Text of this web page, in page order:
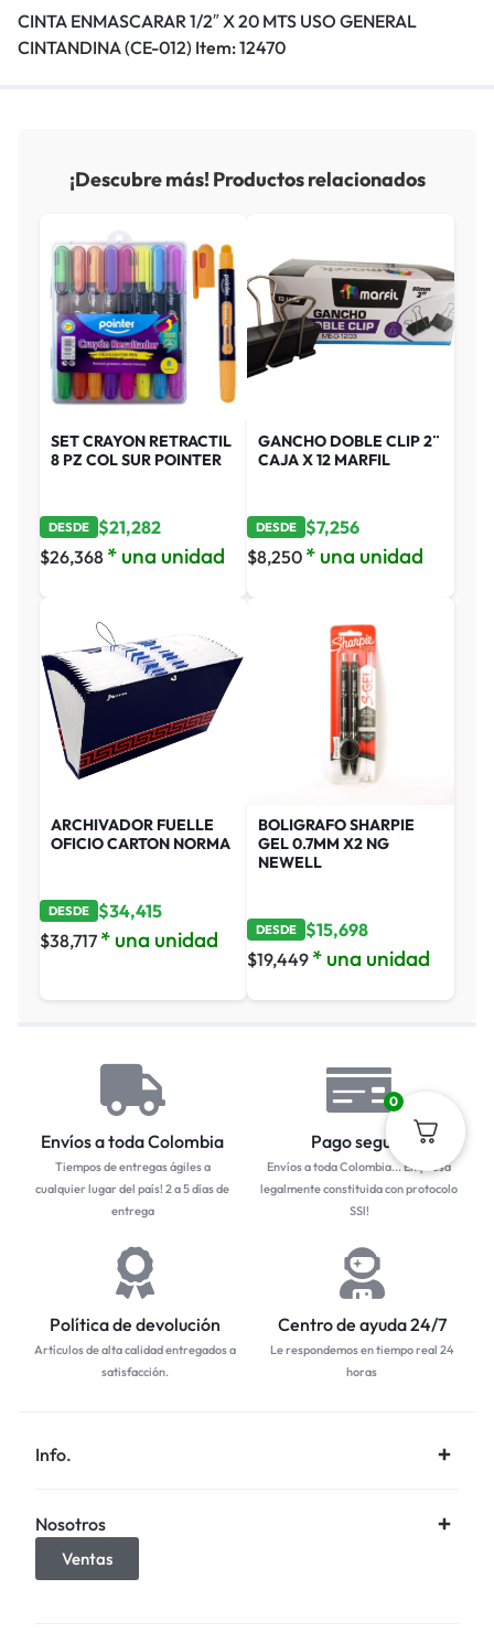
CINTA ENMASCARAR 1/2″ X 20 MTS USO GENERAL
CINTANDINA (CE-012) Item: 12470
¡Descubre más! Productos relacionados
SET CRAYON RETRACTIL
8 PZ COL SUR POINTER
DESDE $21,282
$26,368 * una unidad
GANCHO DOBLE CLIP 2¨
CAJA X 12 MARFIL
DESDE $7,256
$8,250 * una unidad
ARCHIVADOR FUELLE
OFICIO CARTON NORMA
DESDE $34,415
$38,717 * una unidad
BOLIGRAFO SHARPIE
GEL 0.7MM X2 NG
NEWELL
DESDE $15,698
$19,449 * una unidad
Envíos a toda Colombia
Tiempos de entregas ágiles a
cualquier lugar del país! 2 a 5 días de
entrega
Pago seguro
Envíos a toda Colombia... Empresa
legalmente constituida con protocolo
SSl!
Política de devolución
Artículos de alta calidad entregados a
satisfacción.
Centro de ayuda 24/7
Le respondemos en tiempo real 24
horas
Info.
Nosotros
Ventas
0